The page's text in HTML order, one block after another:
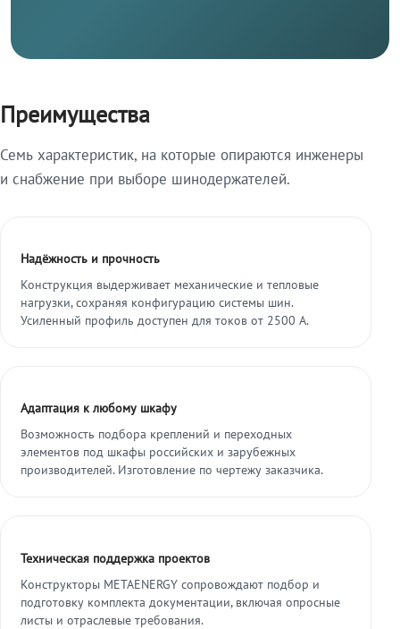
Преимущества
Семь характеристик, на которые опираются инженеры
и снабжение при выборе шинодержателей.
Надёжность и прочность
Конструкция выдерживает механические и тепловые
нагрузки, сохраняя конфигурацию системы шин.
Усиленный профиль доступен для токов от 2500 А.
Адаптация к любому шкафу
Возможность подбора креплений и переходных
элементов под шкафы российских и зарубежных
производителей. Изготовление по чертежу заказчика.
Техническая поддержка проектов
Конструкторы METAENERGY сопровождают подбор и
подготовку комплекта документации, включая опросные
листы и отраслевые требования.